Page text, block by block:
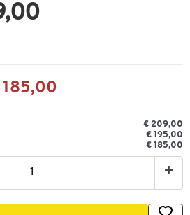
185,00
€ 209,00
€ 195,00
€ 185,00
+